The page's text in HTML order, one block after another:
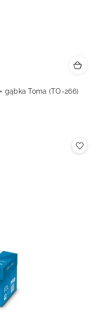
gąbka Toma (TO-266)